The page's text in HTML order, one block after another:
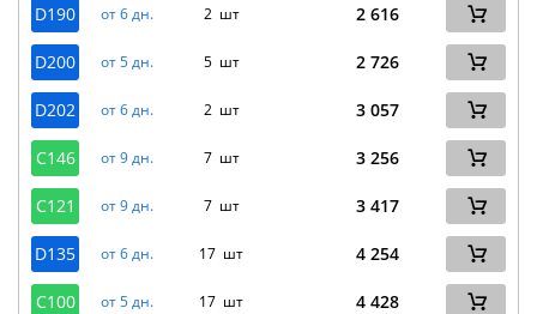
D190 от 6 дн. 2 шт 2 616
D200 от 5 дн. 5 шт 2 726
D202 от 6 дн. 2 шт 3 057
C146 от 9 дн. 7 шт 3 256
C121 от 9 дн. 7 шт 3 417
D135 от 6 дн. 17 шт 4 254
C100 от 5 дн. 17 шт 4 428